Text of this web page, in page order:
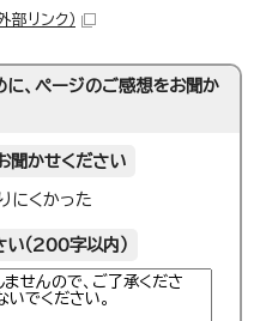
外部リンク）
に、ページのご感想をお聞か
聞かせください
にくかった
（200字以内）